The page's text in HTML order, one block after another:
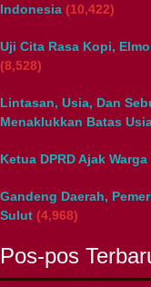
Indonesia (10,422)
Uji Cita Rasa Kopi,
(8,528)
Lintasan, Usia, Dan
Menaklukkan Batas
Ketua DPRD Ajak
Gandeng Daerah,
Sulut (4,968)
Pos-pos